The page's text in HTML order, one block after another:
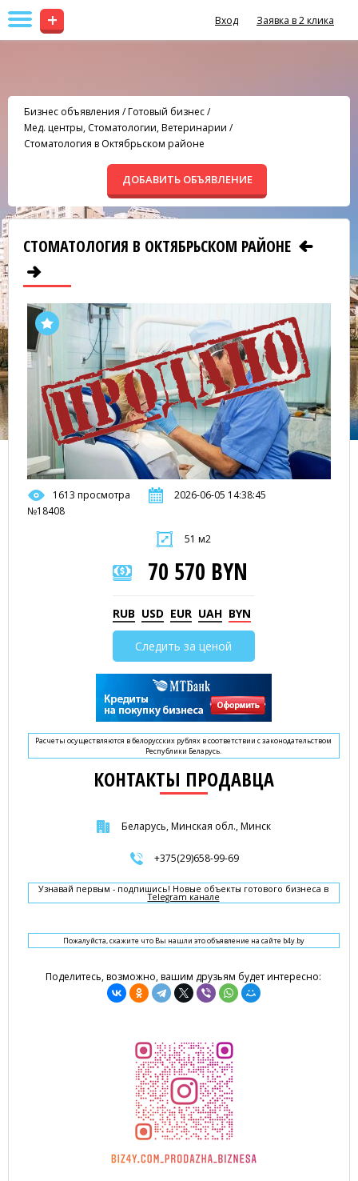
+ Вход Заявка в 2 клика
Бизнес объявления /Готовый бизнес/
Мед. центры, Стоматологии, Ветеринарии /
Стоматология в Октябрьском районе
ДОБАВИТЬ ОБЪЯВЛЕНИЕ
СТОМАТОЛОГИЯ В ОКТЯБРЬСКОМ РАЙОНЕ
1613 просмотра
2026-06-05 14:38:45
№18408
51 м2
70 570 BYN
RUB USD EUR UAH BYN
Следить за ценой
Расчеты осуществляются в белорусских рублях в соответствии с законодательством
Республики Беларусь.
КОНТАКТЫ ПРОДАВЦА
Беларусь, Минская обл., Минск
+375(29)658-99-69
Узнавай первым - подпишись! Новые объекты готового бизнеса в
Telegram канале
Пожалуйста, скажите что Вы нашли это объявление на сайте b4y.by
Поделитесь, возможно, вашим друзьям будет интересно: